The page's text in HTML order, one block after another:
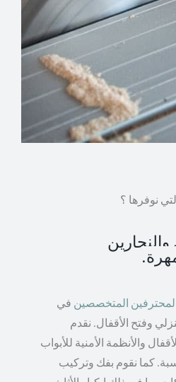
نوفرها ؟
المتخصصين في
وفتح الأقفال. نقدم
والأنظمة الأمنية للأبواب
كما نقوم بفك وتركيب